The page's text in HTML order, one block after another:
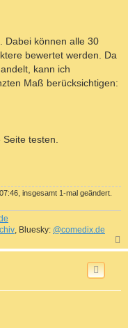
Dabei können alle 30
bewertet werden. Da
kann ich
Maß berücksichtigen:
testen.
insgesamt 1-mal geändert.
, Bluesky: @comedix.de
a